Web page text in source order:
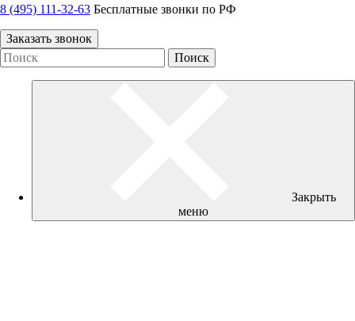
8 (495) 111-32-63 Бесплатные звонки по РФ
Заказать звонок
Закрыть
меню